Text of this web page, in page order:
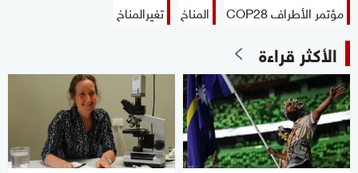
مؤتمر الأطراف COP28
المناخ تغيرالمناخ
الأكثر قراءة